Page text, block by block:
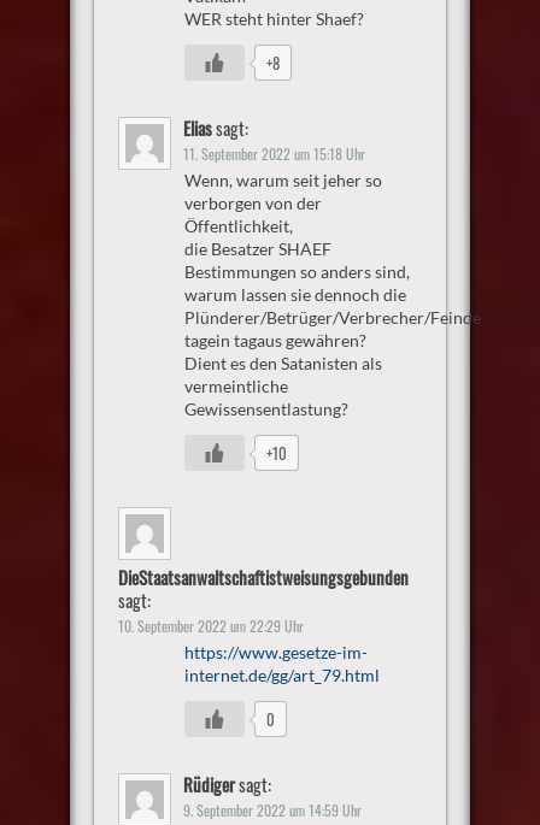
WER steht hinter Shaef?
+8
Eliassagt:
11. September 2022 um 15:18 Uhr
Wenn, warum seit jeher so
verborgen von der
Öffentlichkeit,
die Besatzer SHAEF
Bestimmungen so anders sind,
warum lassen sie dennoch die
Plünderer/Betrüger/Verbrecher/Feinde
tagein tagaus gewähren?
Dient es den Satanisten als
vermeintliche
Gewissensentlastung?
+10
DieStaatsanwaltschaftistweisungsgebunden
sagt:
10. September 2022 um 22:29 Uhr
https://www.gesetze-im-
internet.de/gg/art_79.html
0
Rüdigersagt:
9. September 2022 um 14:59 Uhr